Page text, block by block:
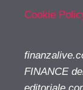
Cookie
FINANCE